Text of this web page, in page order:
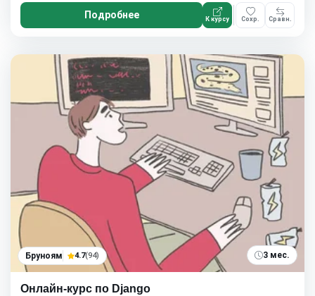
Подробнее К курсу Сохр. Сравн.
Бруноям 4.7(94) 3 мес.
Онлайн-курс по Django